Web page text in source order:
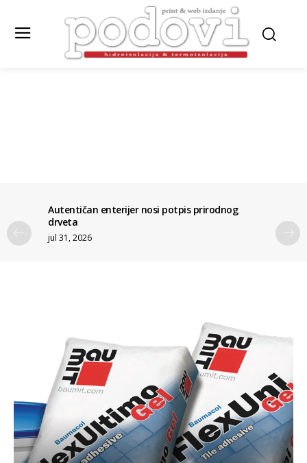
Autentičan enterijer nosi potpis prirodnog
drveta
jul 31, 2026